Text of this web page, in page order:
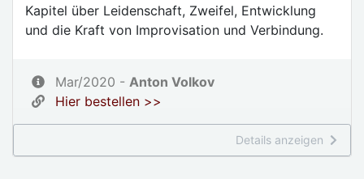
Kapitel über Leidenschaft, Zweifel, Entwicklung
und die Kraft von Improvisation und Verbindung.
Mar/2020 - Anton Volkov
Hier bestellen >>
Details anzeigen